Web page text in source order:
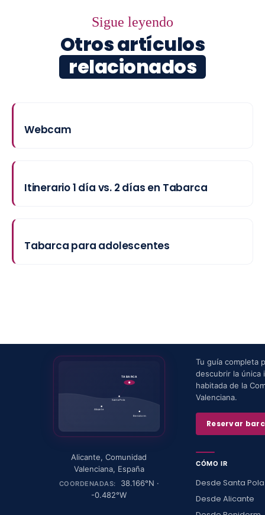
Sigue leyendo
Otros artículos
relacionados
Webcam
Itinerario 1 día vs. 2 días en Tabarca
Tabarca para adolescentes
TABARCA
Santa Pola
Alicante
Benidorm
Alicante,Comunidad
Valenciana, España
COORDENADAS: 38.166°N ·
-0.482°W
Tu guía completa
descubrir la única
habitada de la
Valenciana.
Reservar
CÓMO IR
Desde Santa Pola
Desde Alicante